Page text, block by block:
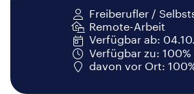
Freiberufler /
Remote-Arbeit
Verfügbar ab:
Verfügbar zu: 100%
davon vor Ort: